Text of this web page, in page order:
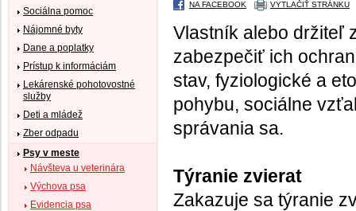
NA FACEBOOK VYTLAČIŤ STRÁNKU
Vlastník alebo držiteľ
zabezpečiť ich
stav, fyziologické a
pohybu, sociálne
správania sa.
Týranie zvierat
Zakazuje sa týranie
Sociálna pomoc
Nájomné byty
Dane a poplatky
Prístup k informáciám
Lekárenské pohotovostné
služby
Deti a mládež
Zber odpadu
Psy v meste
Návšteva u veterinára
Výchova psa
Evidencia psa